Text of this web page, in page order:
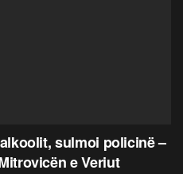
sulmoi policinë –
e Veriut